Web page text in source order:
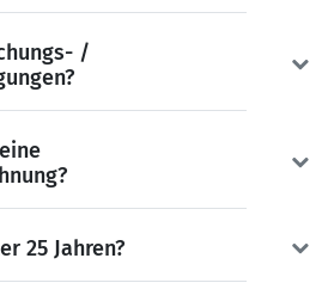
/
25 Jahren?